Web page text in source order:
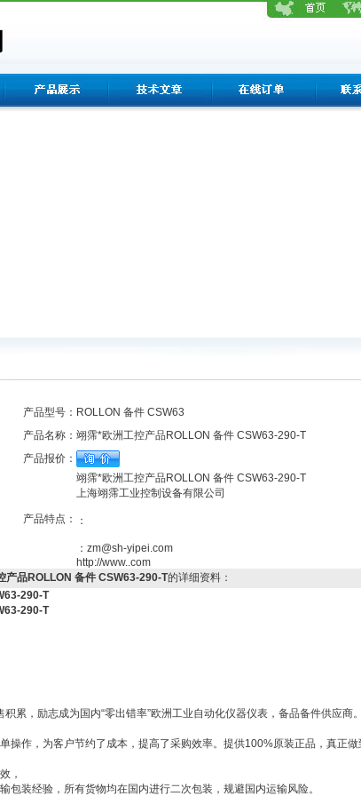
产品型号： ROLLON 备件 CSW63
产品名称： 翊霈*欧洲工控产品ROLLON 备件 CSW63-290-T
产品报价：
产品特点：
翊霈*欧洲工控产品ROLLON 备件 CSW63-290-T
上海翊霈工业控制设备有限公司
：
：zm@sh-yipei.com
http://www..com
产品ROLLON 备件 CSW63-290-T的详细资料：
290-T
290-T
累，励志成为国内“零出错率”欧洲工业自动化仪器仪表，备品备件供应商
操作，为客户节约了成本，提高了采购效率。提供100%原装正品，真正做
，
包装经验，所有货物均在国内进行二次包装，规避国内运输风险。